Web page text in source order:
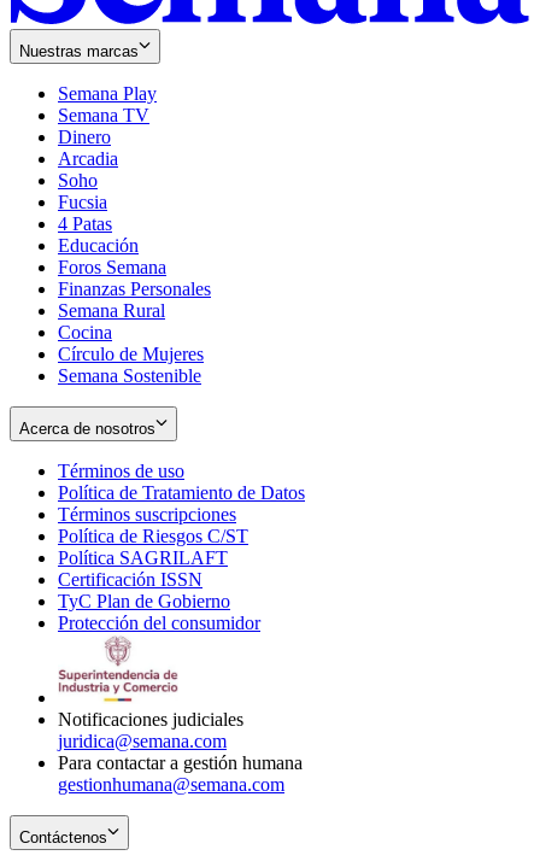
Nuestras marcas
Semana Play
Semana TV
Dinero
Arcadia
Soho
in
new
window
Fucsia
in
new
window
4 Patas
Educación
Foros Semana
Finanzas Personales
Semana Rural
Cocina
Círculo de Mujeres
Semana Sostenible
Acerca de nosotros
Términos de uso
in
new
window
Política de Tratamiento de Datos
Términos suscripciones
in
Política de Riesgos C/ST
Política SAGRILAFT
new
window
Certificación ISSN
in
new
TyC Plan de Gobierno
in
Protección del consumidorOpens
Notificaciones judiciales
juridica@semana.com
Para contactar a gestión humana
gestionhumana@semana.com
Contáctenos